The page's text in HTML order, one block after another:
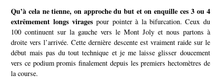
Qu’à cela ne tienne, on approche du but et on enquille ces 3 ou 4
extrêmement longs virages pour pointer à la bifurcation. Ceux du
100 continuent sur la gauche vers le Mont Joly et nous partons à
droite vers l’arrivée.Cette dernière descente est vraiment raide sur le
début mais pas du tout technique et je me laisse glisser doucement
vers ce podium promis finalement depuis les premiers hectomètres de
la course.